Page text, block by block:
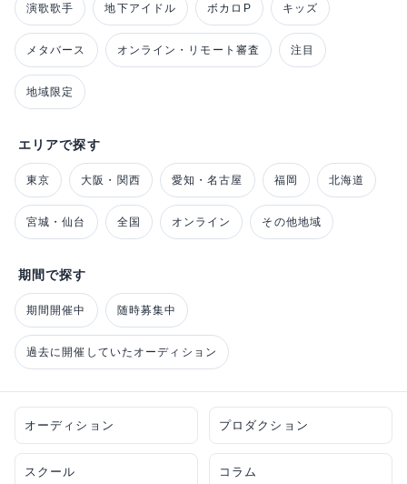
演歌歌手 地下アイドル ボカロP キッズ
メタバース オンライン・リモート審査 注目
地域限定
エリアで探す
東京 大阪・関西 愛知・名古屋 福岡 北海道
宮城・仙台 全国 オンライン その他地域
期間で探す
期間開催中 随時募集中
過去に開催していたオーディション
オーディション プロダクション
スクール コラム